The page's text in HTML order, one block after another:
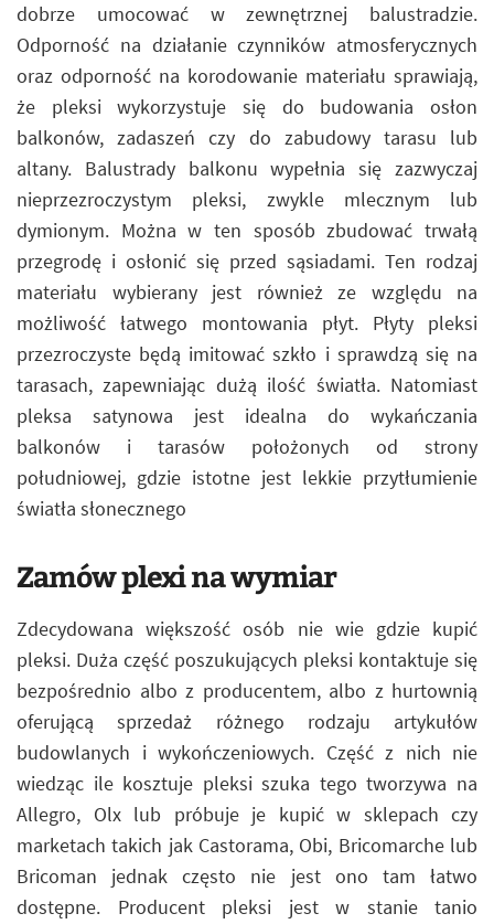
dobrze umocować w zewnętrznej balustradzie.
Odporność na działanie czynników atmosferycznych
oraz odporność na korodowanie materiału sprawiają,
że pleksi wykorzystuje się do budowania osłon
balkonów, zadaszeń czy do zabudowy tarasu lub
altany. Balustrady balkonu wypełnia się zazwyczaj
nieprzezroczystym pleksi, zwykle mlecznym lub
dymionym. Można w ten sposób zbudować trwałą
przegrodę i osłonić się przed sąsiadami. Ten rodzaj
materiału wybierany jest również ze względu na
możliwość łatwego montowania płyt. Płyty pleksi
przezroczyste będą imitować szkło i sprawdzą się na
tarasach, zapewniając dużą ilość światła. Natomiast
pleksa satynowa jest idealna do wykańczania
balkonów i tarasów położonych od strony
południowej, gdzie istotne jest lekkie przytłumienie
światła słonecznego
Zamów plexi na wymiar
Zdecydowana większość osób nie wie gdzie kupić
pleksi. Duża część poszukujących pleksi kontaktuje się
bezpośrednio albo z producentem, albo z hurtownią
oferującą sprzedaż różnego rodzaju artykułów
budowlanych i wykończeniowych. Część z nich nie
wiedząc ile kosztuje pleksi szuka tego tworzywa na
Allegro, Olx lub próbuje je kupić w sklepach czy
marketach takich jak Castorama, Obi, Bricomarche lub
Bricoman jednak często nie jest ono tam łatwo
dostępne. Producent pleksi jest w stanie tanio